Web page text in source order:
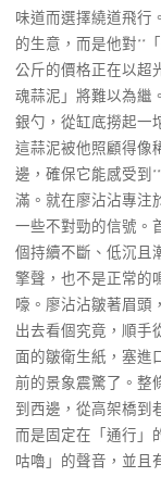
味道而選擇繞道飛行
的生意，而是他對**
公斤的價格正在以超
魂蒜泥」將難以為繼
銀勺，從缸底撈起一
這蒜泥被他照顧得像
邊，確保它能感受到
滿。就在廖沾沾專注
一些不對勁的信號。
個持續不斷、低沉
擎聲，也不是正常的
嚎。廖沾沾皺著眉頭
出去看個究竟，順手
面的皺衛生紙，塞進
前的景象震驚了。整
到西邊，從高架橋到
而是固定在「通行」
咕嚕」的聲音，並且